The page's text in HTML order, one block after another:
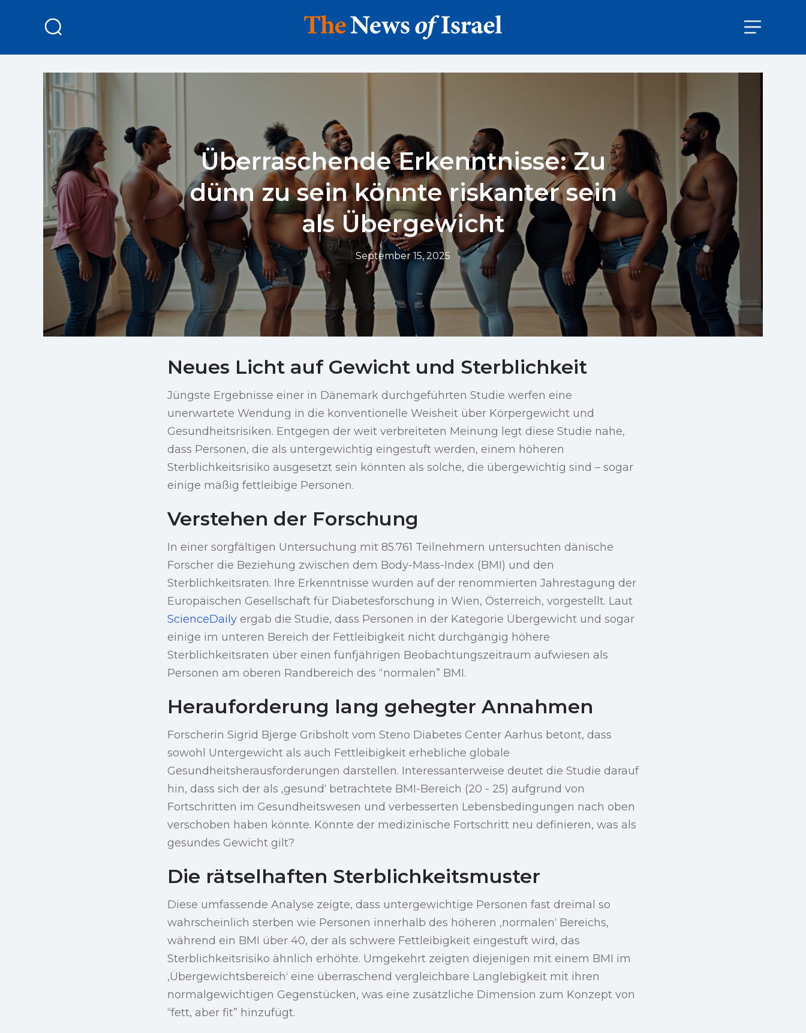
Überraschende Erkenntnisse: Zu
dünn zu sein könnte riskanter sein
als Übergewicht
September 15, 2025
Neues Licht auf Gewicht und Sterblichkeit
Jüngste Ergebnisse einer in Dänemark durchgeführten Studie werfen eine
unerwartete Wendung in die konventionelle Weisheit über Körpergewicht und
Gesundheitsrisiken. Entgegen der weit verbreiteten Meinung legt diese Studie nahe,
dass Personen, die als untergewichtig eingestuft werden, einem höheren
Sterblichkeitsrisiko ausgesetzt sein könnten als solche, die übergewichtig sind – sogar
einige mäßig fettleibige Personen.
Verstehen der Forschung
In einer sorgfältigen Untersuchung mit 85.761 Teilnehmern untersuchten dänische
Forscher die Beziehung zwischen dem Body-Mass-Index (BMI) und den
Sterblichkeitsraten. Ihre Erkenntnisse wurden auf der renommierten Jahrestagung der
Europäischen Gesellschaft für Diabetesforschung in Wien, Österreich, vorgestellt. Laut
ScienceDaily ergab die Studie, dass Personen in der Kategorie Übergewicht und sogar
einige im unteren Bereich der Fettleibigkeit nicht durchgängig höhere
Sterblichkeitsraten über einen fünfjährigen Beobachtungszeitraum aufwiesen als
Personen am oberen Randbereich des “normalen” BMI.
Herauforderung lang gehegter Annahmen
Forscherin Sigrid Bjerge Gribsholt vom Steno Diabetes Center Aarhus betont, dass
sowohl Untergewicht als auch Fettleibigkeit erhebliche globale
Gesundheitsherausforderungen darstellen. Interessanterweise deutet die Studie darauf
hin, dass sich der als ‚gesund‘ betrachtete BMI-Bereich (20 - 25) aufgrund von
Fortschritten im Gesundheitswesen und verbesserten Lebensbedingungen nach oben
verschoben haben könnte. Könnte der medizinische Fortschritt neu definieren, was als
gesundes Gewicht gilt?
Die rätselhaften Sterblichkeitsmuster
Diese umfassende Analyse zeigte, dass untergewichtige Personen fast dreimal so
wahrscheinlich sterben wie Personen innerhalb des höheren ‚normalen‘ Bereichs,
während ein BMI über 40, der als schwere Fettleibigkeit eingestuft wird, das
Sterblichkeitsrisiko ähnlich erhöhte. Umgekehrt zeigten diejenigen mit einem BMI im
‚Übergewichtsbereich‘ eine überraschend vergleichbare Langlebigkeit mit ihren
normalgewichtigen Gegenstücken, was eine zusätzliche Dimension zum Konzept von
“fett, aber fit” hinzufügt.